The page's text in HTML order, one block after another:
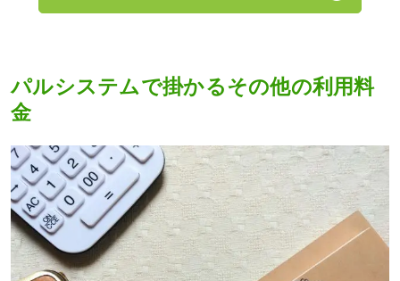
パルシステムで掛かるその他の利用料
金